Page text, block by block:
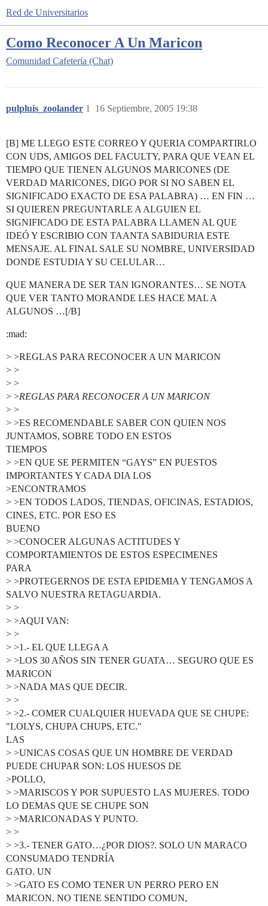
Red de Universitarios
Como Reconocer A Un Maricon
Comunidad Cafetería (Chat)
pulpluis_zoolander 16 Septiembre, 2005 19:38
1
[B] ME LLEGO ESTE CORREO Y QUERIA COMPARTIRLO
CON UDS, AMIGOS DEL FACULTY, PARA QUE VEAN EL
TIEMPO QUE TIENEN ALGUNOS MARICONES (DE
VERDAD MARICONES, DIGO POR SI NO SABEN EL
SIGNIFICADO EXACTO DE ESA PALABRA) … EN FIN …
SI QUIEREN PREGUNTARLE A ALGUIEN EL
SIGNIFICADO DE ESTA PALABRA LLAMEN AL QUE
IDEÓ Y ESCRIBIO CON TAANTA SABIDURIA ESTE
MENSAJE. AL FINAL SALE SU NOMBRE, UNIVERSIDAD
DONDE ESTUDIA Y SU CELULAR…
QUE MANERA DE SER TAN IGNORANTES… SE NOTA
QUE VER TANTO MORANDE LES HACE MAL A
ALGUNOS …[/B]
:mad:
> >REGLAS PARA RECONOCER A UN MARICON
> >
> >
> >REGLAS PARA RECONOCER A UN MARICON
> >
> >ES RECOMENDABLE SABER CON QUIEN NOS
JUNTAMOS, SOBRE TODO EN ESTOS
TIEMPOS
> >EN QUE SE PERMITEN “GAYS” EN PUESTOS
IMPORTANTES Y CADA DIA LOS
>ENCONTRAMOS
> >EN TODOS LADOS, TIENDAS, OFICINAS, ESTADIOS,
CINES, ETC. POR ESO ES
BUENO
> >CONOCER ALGUNAS ACTITUDES Y
COMPORTAMIENTOS DE ESTOS ESPECIMENES
PARA
> >PROTEGERNOS DE ESTA EPIDEMIA Y TENGAMOS A
SALVO NUESTRA RETAGUARDIA.
> >
> >AQUI VAN:
> >
> >1.- EL QUE LLEGA A
> >LOS 30 AÑOS SIN TENER GUATA… SEGURO QUE ES
MARICON
> >NADA MAS QUE DECIR.
> >
> >2.- COMER CUALQUIER HUEVADA QUE SE CHUPE:
"LOLYS, CHUPA CHUPS, ETC."
LAS
> >UNICAS COSAS QUE UN HOMBRE DE VERDAD
PUEDE CHUPAR SON: LOS HUESOS DE
>POLLO,
> >MARISCOS Y POR SUPUESTO LAS MUJERES. TODO
LO DEMAS QUE SE CHUPE SON
> >MARICONADAS Y PUNTO.
> >
> >3.- TENER GATO…¿POR DIOS?. SOLO UN MARACO
CONSUMADO TENDRÍA
GATO. UN
> >GATO ES COMO TENER UN PERRO PERO EN
MARICON. NO TIENE SENTIDO COMUN,